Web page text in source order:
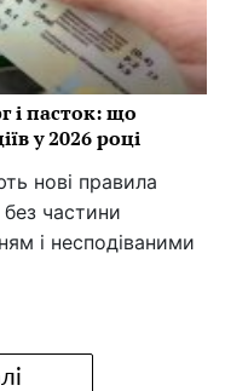
і пасток: що
у 2026 році
нові правила
частини
і несподіваними